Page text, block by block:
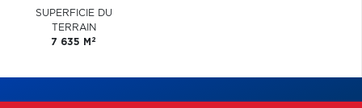
SUPERFICIE DU
TERRAIN
7 635 M 2